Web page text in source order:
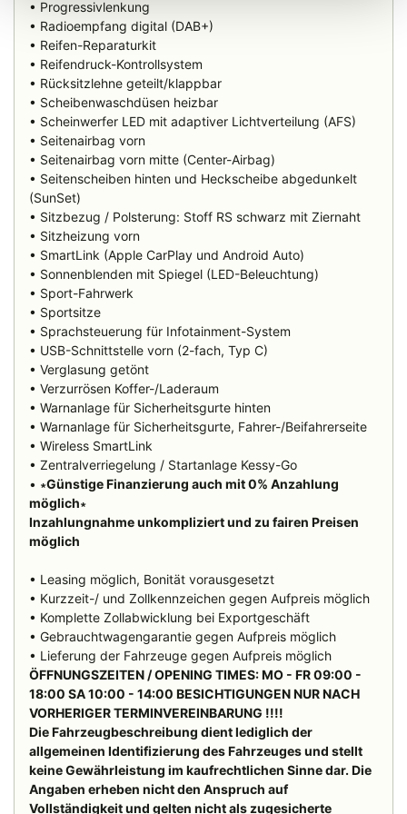
• Progressivlenkung
• Radioempfang digital (DAB+)
• Reifen-Reparaturkit
• Reifendruck-Kontrollsystem
• Rücksitzlehne geteilt/klappbar
• Scheibenwaschdüsen heizbar
• Scheinwerfer LED mit adaptiver Lichtverteilung (AFS)
• Seitenairbag vorn
• Seitenairbag vorn mitte (Center-Airbag)
• Seitenscheiben hinten und Heckscheibe abgedunkelt
(SunSet)
• Sitzbezug / Polsterung: Stoff RS schwarz mit Ziernaht
• Sitzheizung vorn
• SmartLink (Apple CarPlay und Android Auto)
• Sonnenblenden mit Spiegel (LED-Beleuchtung)
• Sport-Fahrwerk
• Sportsitze
• Sprachsteuerung für Infotainment-System
• USB-Schnittstelle vorn (2-fach, Typ C)
• Verglasung getönt
• Verzurrösen Koffer-/Laderaum
• Warnanlage für Sicherheitsgurte hinten
• Warnanlage für Sicherheitsgurte, Fahrer-/Beifahrerseite
• Wireless SmartLink
• Zentralverriegelung / Startanlage Kessy-Go
• ∗Günstige Finanzierung auch mit 0% Anzahlung
möglich∗
Inzahlungnahme unkompliziert und zu fairen Preisen
möglich
• Leasing möglich, Bonität vorausgesetzt
• Kurzzeit-/ und Zollkennzeichen gegen Aufpreis möglich
• Komplette Zollabwicklung bei Exportgeschäft
• Gebrauchtwagengarantie gegen Aufpreis möglich
• Lieferung der Fahrzeuge gegen Aufpreis möglich
ÖFFNUNGSZEITEN / OPENING TIMES: MO - FR 09:00 -
18:00 SA 10:00 - 14:00 BESICHTIGUNGEN NUR NACH
VORHERIGER TERMINVEREINBARUNG !!!!
Die Fahrzeugbeschreibung dient lediglich der
allgemeinen Identifizierung des Fahrzeuges und stellt
keine Gewährleistung im kaufrechtlichen Sinne dar. Die
Angaben erheben nicht den Anspruch auf
Vollständigkeit und gelten nicht als zugesicherte